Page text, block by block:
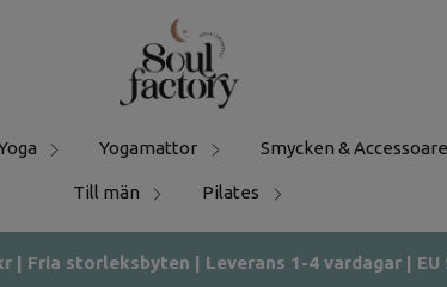
Yogamattor Smycken &
Till män Pilates
| Fria storleksbyten | Leverans 1-4 vardagar | EU